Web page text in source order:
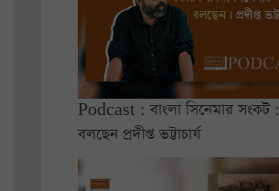
Podcast : বাংলা সিনেমার সংকট :
বলছেন প্রদীপ্ত ভট্টাচার্য